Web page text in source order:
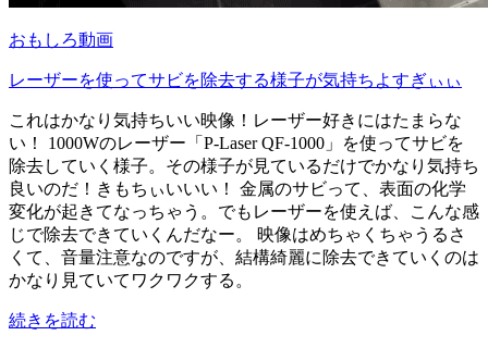
おもしろ動画
レーザーを使ってサビを除去する様子が気持ちよすぎぃぃ
これはかなり気持ちいい映像！レーザー好きにはたまらな
い！ 1000Wのレーザー「P-Laser QF-1000」を使ってサビを
除去していく様子。その様子が見ているだけでかなり気持ち
良いのだ！きもちぃいいい！ 金属のサビって、表面の化学
変化が起きてなっちゃう。でもレーザーを使えば、こんな感
じで除去できていくんだなー。 映像はめちゃくちゃうるさ
くて、音量注意なのですが、結構綺麗に除去できていくのは
かなり見ていてワクワクする。
続きを読む